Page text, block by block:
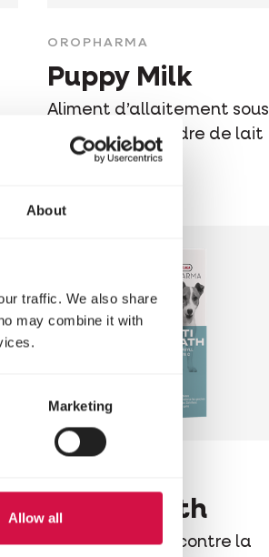
About
traffic. We also share
may combine it with
Marketing
Allow all
OROPHARMA
Puppy Milk
Aliment d’allaitement sous
la forme de poudre de lait
soluble
Opti Breath
Bain de bouche contre la